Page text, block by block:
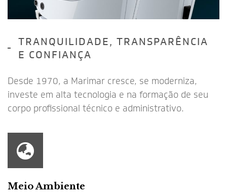
TRANQUILIDADE, TRANSPARÊNCIA
E CONFIANÇA
Desde 1970, a Marimar cresce, se moderniza,
investe em alta tecnologia e na formação de seu
corpo profissional técnico e administrativo.
Meio Ambiente